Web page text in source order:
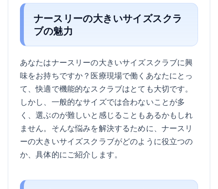
ナースリーの大きいサイズスクラ
ブの魅力
あなたはナースリーの大きいサイズスクラブに興
味をお持ちですか？医療現場で働くあなたにとっ
て、快適で機能的なスクラブはとても大切です。
しかし、一般的なサイズでは合わないことが多
く、選ぶのが難しいと感じることもあるかもしれ
ません。そんな悩みを解決するために、ナースリ
ーの大きいサイズスクラブがどのように役立つの
か、具体的にご紹介します。